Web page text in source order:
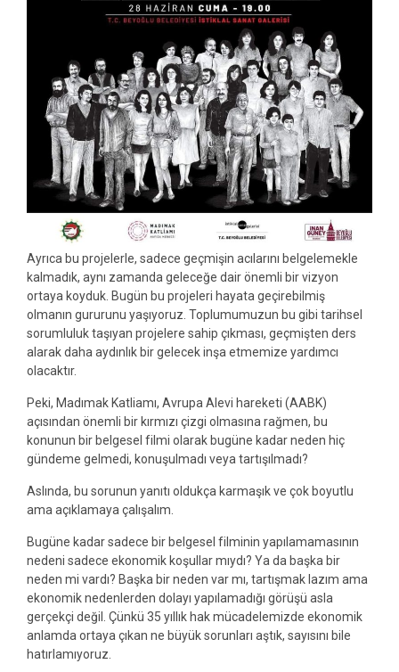
Ayrıca bu projelerle, sadece geçmişin acılarını belgelemekle
kalmadık, aynı zamanda geleceğe dair önemli bir vizyon
ortaya koyduk. Bugün bu projeleri hayata geçirebilmiş
olmanın gururunu yaşıyoruz. Toplumumuzun bu gibi tarihsel
sorumluluk taşıyan projelere sahip çıkması, geçmişten ders
alarak daha aydınlık bir gelecek inşa etmemize yardımcı
olacaktır.
Peki, Madımak Katliamı, Avrupa Alevi hareketi (AABK)
açısından önemli bir kırmızı çizgi olmasına rağmen, bu
konunun bir belgesel filmi olarak bugüne kadar neden hiç
gündeme gelmedi, konuşulmadı veya tartışılmadı?
Aslında, bu sorunun yanıtı oldukça karmaşık ve çok boyutlu
ama açıklamaya çalışalım.
Bugüne kadar sadece bir belgesel filminin yapılamamasının
nedeni sadece ekonomik koşullar mıydı? Ya da başka bir
neden mi vardı? Başka bir neden var mı, tartışmak lazım ama
ekonomik nedenlerden dolayı yapılamadığı görüşü asla
gerçekçi değil. Çünkü 35 yıllık hak mücadelemizde ekonomik
anlamda ortaya çıkan ne büyük sorunları aştık, sayısını bile
hatırlamıyoruz.